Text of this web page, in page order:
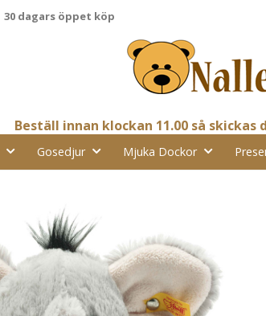
30 dagars öppet köp
Beställ innan klockan 11.00 så
Gosedjur Mjuka Dockor